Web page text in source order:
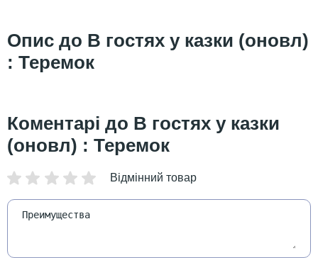
В гостях у казки (оновл)
: Теремок
В гостях у казки
(оновл) : Теремок